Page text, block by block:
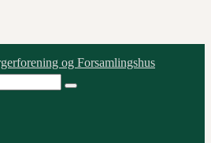
og Forsamlingshus